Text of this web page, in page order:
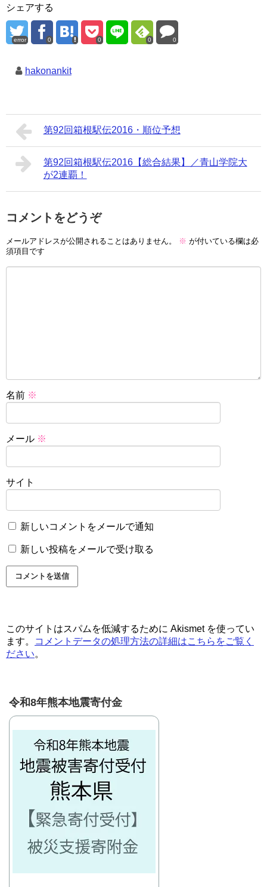
シェアする
error 0 0 0 0
hakonankit
第92回箱根駅伝2016・順位予想
第92回箱根駅伝2016【総合結果】／青山学院大
が2連覇！
コメントをどうぞ
メールアドレスが公開されることはありません。 ※ が付いている欄は必
須項目です
名前 ※
メール ※
サイト
新しいコメントをメールで通知
新しい投稿をメールで受け取る
このサイトはスパムを低減するために Akismet を使ってい
ます。
コメントデータの処理方法の詳細はこちらをご覧く
ださい。
令和8年熊本地震寄付金